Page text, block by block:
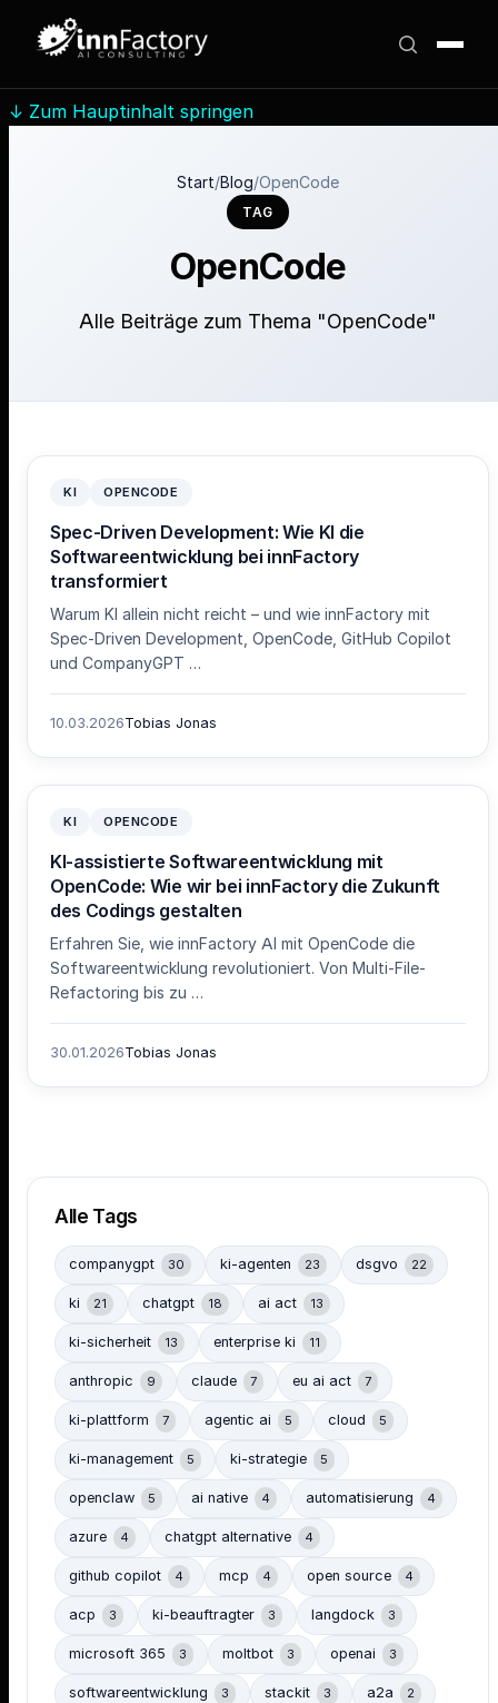
↓ Zum Hauptinhalt springen
Start/Blog/OpenCode
TAG
OpenCode
Alle Beiträge zum Thema "OpenCode"
KI OPENCODE
Spec-Driven Development: Wie KI die
Softwareentwicklung bei innFactory
transformiert
Warum KI allein nicht reicht – und wie innFactory mit
Spec-Driven Development, OpenCode, GitHub Copilot
und CompanyGPT …
10.03.2026Tobias Jonas
KI OPENCODE
KI-assistierte Softwareentwicklung mit
OpenCode: Wie wir bei innFactory die Zukunft
des Codings gestalten
Erfahren Sie, wie innFactory AI mit OpenCode die
Softwareentwicklung revolutioniert. Von Multi-File-
Refactoring bis zu …
30.01.2026Tobias Jonas
Alle Tags
companygpt 30 ki-agenten 23 dsgvo 22
ki 21 chatgpt 18 ai act 13
ki-sicherheit 13 enterprise ki 11
anthropic 9 claude 7 eu ai act 7
ki-plattform 7 agentic ai 5 cloud 5
ki-management 5 ki-strategie 5
openclaw 5 ai native 4 automatisierung 4
azure 4 chatgpt alternative 4
github copilot 4 mcp 4 open source 4
acp 3 ki-beauftragter 3 langdock 3
microsoft 365 3 moltbot 3 openai 3
softwareentwicklung 3 stackit 3 a2a 2